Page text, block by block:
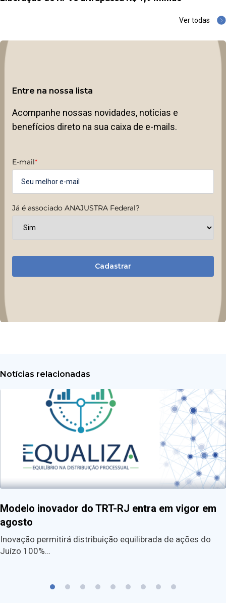
Ver todas
Entre na nossa lista
Acompanhe nossas novidades, notícias e
benefícios direto na sua caixa de e-mails.
E-mail*
Já é associado ANAJUSTRA Federal?
Cadastrar
Notícias relacionadas
Modelo inovador do TRT-RJ entra em vigor em
agosto
Inovação permitirá distribuição equilibrada de ações do
Juízo 100%…